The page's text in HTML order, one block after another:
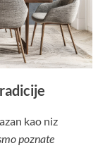
kao niz
poznate